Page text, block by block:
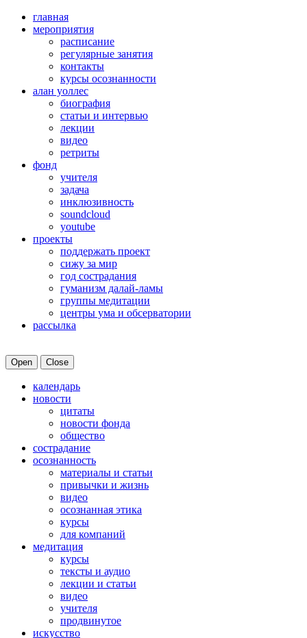
главная
мероприятия
расписание
регулярные занятия
контакты
курсы осознанности
алан уоллес
биография
статьи и интервью
лекции
видео
ретриты
фонд
учителя
задача
инклюзивность
soundcloud
youtube
проекты
поддержать проект
сижу за мир
год сострадания
гуманизм далай-ламы
группы медитации
центры ума и обсерватории
рассылка
Open Close
календарь
новости
цитаты
новости фонда
общество
сострадание
осознанность
материалы и статьи
привычки и жизнь
видео
осознанная этика
курсы
для компаний
медитация
курсы
тексты и аудио
лекции и статьи
видео
учителя
продвинутое
искусство